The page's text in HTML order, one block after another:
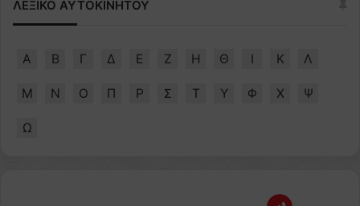
ΛΕΞΙΚΟ ΑΥΤΟΚΙΝΗΤΟΥ
Α Β Γ Δ Ε Ζ Η Θ Ι Κ Λ
Μ Ν Ο Π Ρ Σ Τ Υ Φ Χ Ψ
Ω